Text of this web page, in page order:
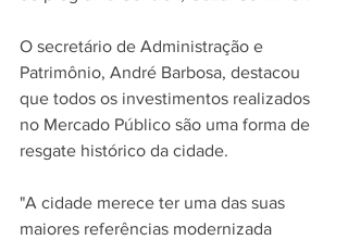
O secretário de Administração e
Patrimônio, André Barbosa, destacou
que todos os investimentos realizados
no Mercado Público são uma forma de
resgate histórico da cidade.
"A cidade merece ter uma das suas
maiores referências modernizada